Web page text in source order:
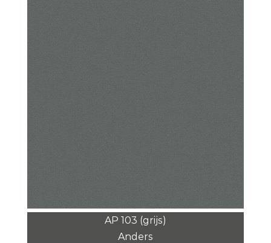
AP 103 (grijs)
Anders